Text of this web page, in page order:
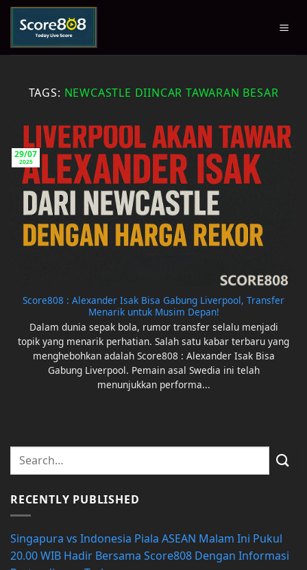
Skip
content
TAGS: NEWCASTLE DIINCAR TAWARAN BESAR
Score808 : Alexander Isak Bisa Gabung Liverpool, Transfer
Menarik untuk Musim Depan!
Dalam dunia sepak bola, rumor transfer selalu menjadi
topik yang menarik perhatian. Salah satu kabar terbaru yang
menghebohkan adalah Score808 : Alexander Isak Bisa
Gabung Liverpool. Pemain asal Swedia ini telah
menunjukkan performa...
29/07
2025
RECENTLY PUBLISHED
Singapura vs Indonesia Piala ASEAN Malam Ini Pukul
20.00 WIB Hadir Bersama Score808 Dengan Informasi